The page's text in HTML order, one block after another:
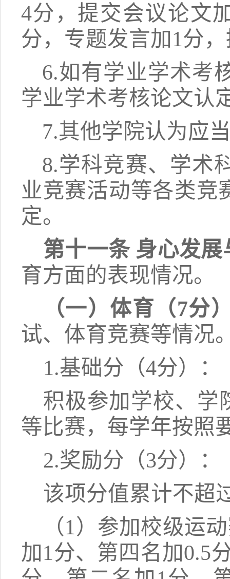
4分，提交会议论文
分，专题发言加1分
6.如有学业学术考
学业学术考核论文认
7.其他学院认为应
8.学科竞赛、学术
业竞赛活动等各类竞
定。
第十一条 身心发展
育方面的表现情况。
（一）体育（7分
试、体育竞赛等情况
1.基础分（4分）：
积极参加学校、学
等 比赛， 每学年按照
2.奖励分（3分）：
该项分值累计不超
（1）参加校级运
加1分、 第四名加0.5